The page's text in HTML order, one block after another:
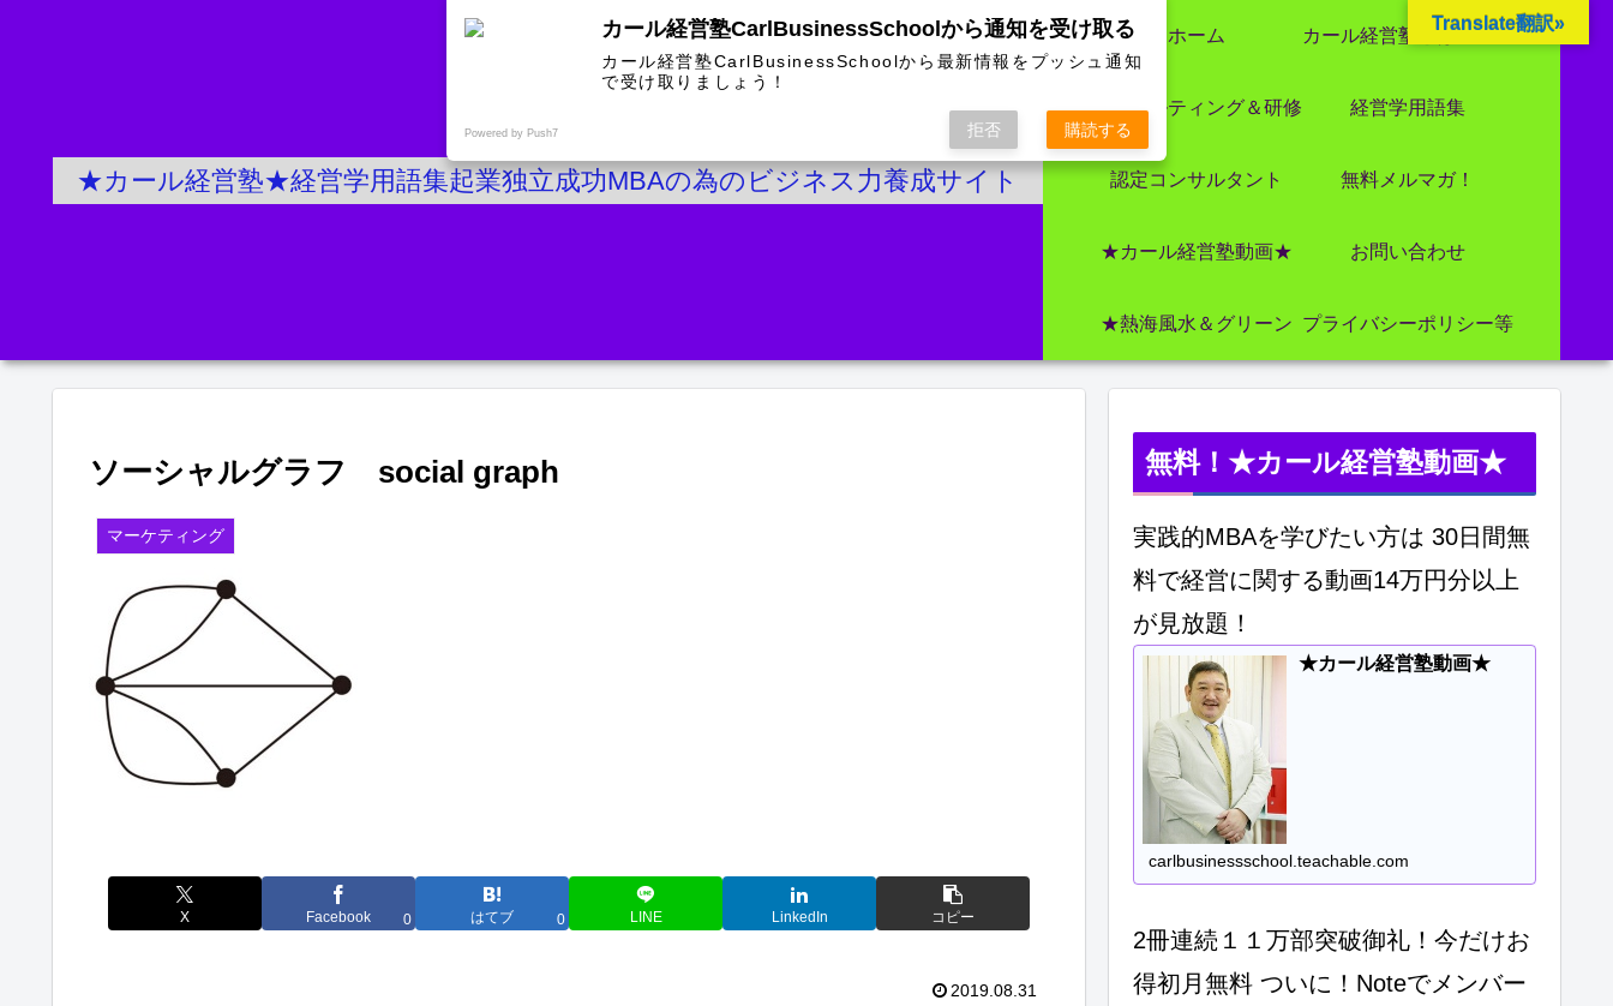
★カール経営塾★経営学用語集起業独立成功MBAの為のビジネス力養成サイト
ホーム カール経営塾とは 大前研一氏にビジネス教育界最強講師陣として選ばれました
コンサルティング＆研修 経営学用語集
認定コンサルタント 無料メルマガ！
★カール経営塾動画★ お問い合わせ
★熱海風水＆グリーン プライバシーポリシー等
ソーシャルグラフ social graph
マーケティング
X Facebook 0 はてブ 0 LINE LinkedIn コピー
2019.08.31
無料！★カール経営塾動画★
実践的MBAを学びたい方は 30日間無
料で経営に関する動画14万円分以上
が見放題！
★カール経営塾動画★
carlbusinessschool.teachable.com
2冊連続１１万部突破御礼！今だけお
得初月無料 ついに！Noteでメンバー
Translate翻訳»
カール経営塾CarlBusinessSchoolから通知を受け取る
カール経営塾CarlBusinessSchoolから最新情報をプッシュ通知
で受け取りましょう！
Powered by Push7 拒否 購読する